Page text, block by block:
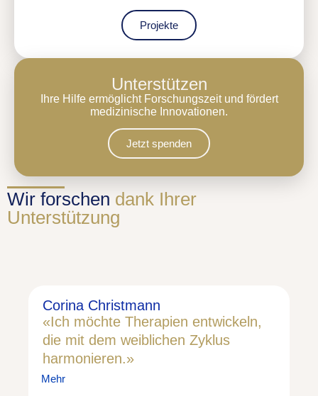
Projekte
Unterstützen
Ihre Hilfe ermöglicht Forschungszeit und fördert
medizinische Innovationen.
Jetzt spenden
Wir forschen dank Ihrer
Unterstützung
Corina Christmann
«Ich möchte Therapien entwickeln,
die mit dem weiblichen Zyklus
harmonieren.»
Mehr